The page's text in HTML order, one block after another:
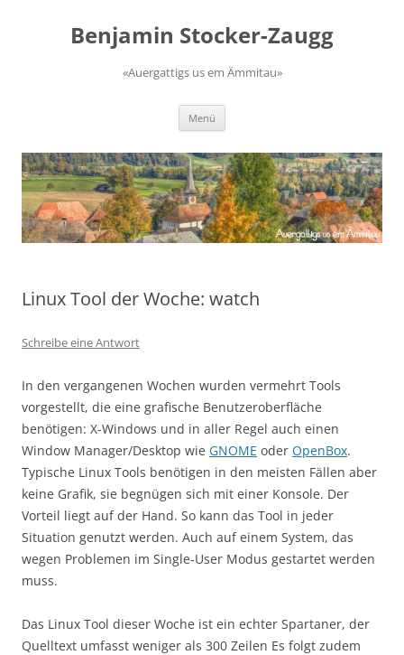
springenBenjamin Stocker-Zaugg
«Auergattigs us em Ämmitau»
Menü
Linux Tool der Woche: watch
Schreibe eine Antwort
In den vergangenen Wochen wurden vermehrt Tools
vorgestellt, die eine grafische Benutzeroberfläche
benötigen: X-Windows und in aller Regel auch einen
Window Manager/Desktop wie GNOME oder OpenBox.
Typische Linux Tools benötigen in den meisten Fällen aber
keine Grafik, sie begnügen sich mit einer Konsole. Der
Vorteil liegt auf der Hand. So kann das Tool in jeder
Situation genutzt werden. Auch auf einem System, das
wegen Problemen im Single-User Modus gestartet werden
muss.
Das Linux Tool dieser Woche ist ein echter Spartaner, der
Quelltext umfasst weniger als 300 Zeilen Es folgt zudem